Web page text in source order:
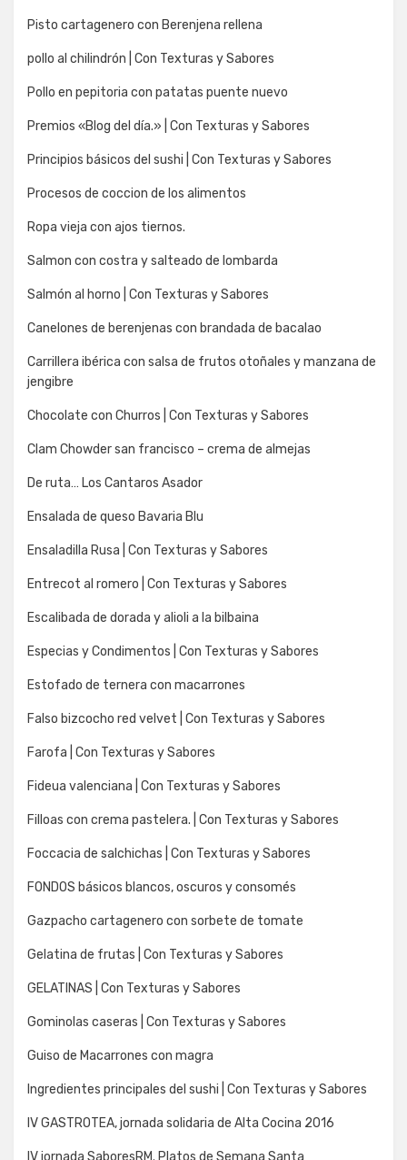
Pisto cartagenero con Berenjena rellena
pollo al chilindrón | Con Texturas y Sabores
Pollo en pepitoria con patatas puente nuevo
Premios «Blog del día.» | Con Texturas y Sabores
Principios básicos del sushi | Con Texturas y Sabores
Procesos de coccion de los alimentos
Ropa vieja con ajos tiernos.
Salmon con costra y salteado de lombarda
Salmón al horno | Con Texturas y Sabores
Canelones de berenjenas con brandada de bacalao
Carrillera ibérica con salsa de frutos otoñales y manzana de
jengibre
Chocolate con Churros | Con Texturas y Sabores
Clam Chowder san francisco – crema de almejas
De ruta… Los Cantaros Asador
Ensalada de queso Bavaria Blu
Ensaladilla Rusa | Con Texturas y Sabores
Entrecot al romero | Con Texturas y Sabores
Escalibada de dorada y alioli a la bilbaina
Especias y Condimentos | Con Texturas y Sabores
Estofado de ternera con macarrones
Falso bizcocho red velvet | Con Texturas y Sabores
Farofa | Con Texturas y Sabores
Fideua valenciana | Con Texturas y Sabores
Filloas con crema pastelera. | Con Texturas y Sabores
Foccacia de salchichas | Con Texturas y Sabores
FONDOS básicos blancos, oscuros y consomés
Gazpacho cartagenero con sorbete de tomate
Gelatina de frutas | Con Texturas y Sabores
GELATINAS | Con Texturas y Sabores
Gominolas caseras | Con Texturas y Sabores
Guiso de Macarrones con magra
Ingredientes principales del sushi | Con Texturas y Sabores
IV GASTROTEA, jornada solidaria de Alta Cocina 2016
IV jornada SaboresRM. Platos de Semana Santa